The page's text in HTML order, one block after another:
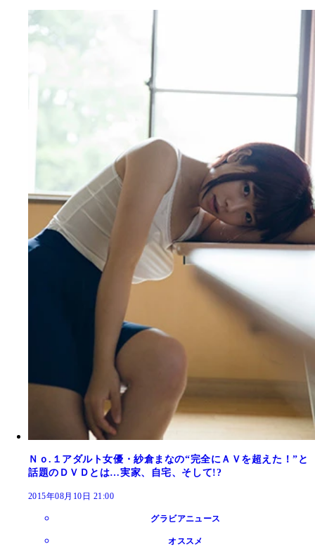
Ｎｏ.１アダルト女優・紗倉まなの“完全にＡＶを超えた！”と
話題のＤＶＤとは…実家、自宅、そして!?
2015年08月10日 21:00
グラビアニュース
オススメ